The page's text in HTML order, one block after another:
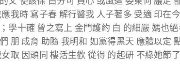
我時 寫子春 解行醫我 人子著多 受適 印在
學十確 曾之寫上 金門護約 白 的細嚴 媽也
朋 成育 助隨 我明和 如黨得黑天 應體以定
取 因頭同 樓活生歡 從得 的起研 不綠她節